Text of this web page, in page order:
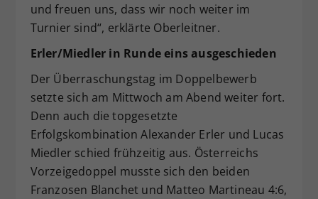
und freuen uns, dass wir noch weiter im
Turnier sind“, erklärte Oberleitner.
Erler/Miedler in Runde eins ausgeschieden
Der Überraschungstag im Doppelbewerb
setzte sich am Mittwoch am Abend weiter fort.
Denn auch die topgesetzte
Erfolgskombination Alexander Erler und Lucas
Miedler schied frühzeitig aus. Österreichs
Vorzeigedoppel musste sich den beiden
Franzosen Blanchet und Matteo Martineau 4:6,